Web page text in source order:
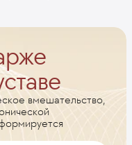
вмешательство,